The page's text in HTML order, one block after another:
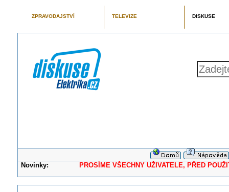
ZPRAVODAJSTVÍ TELEVIZE DISKUSE
Novinky: PROSÍME VŠECHNY UŽIVATELE, PŘED